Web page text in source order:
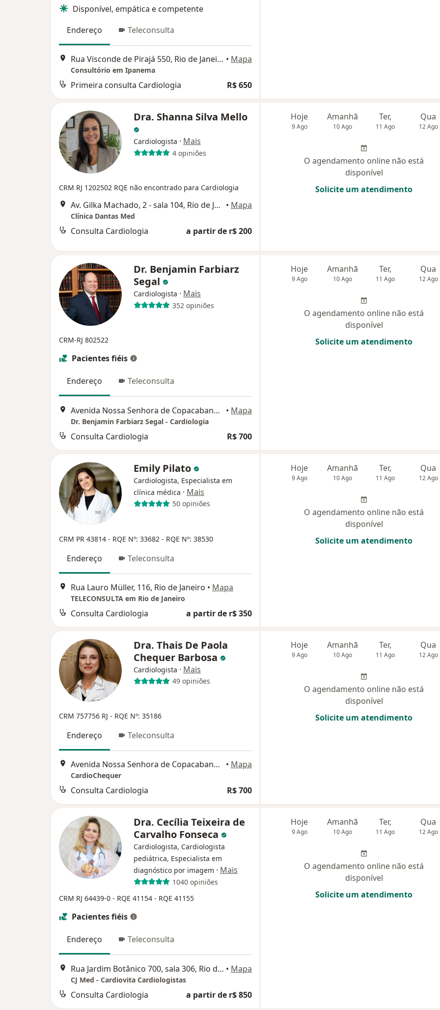
Disponível, empática e competente
Endereço
Teleconsulta
Rua Visconde de Pirajá 550, Rio de Janeiro • Mapa
Consultório em Ipanema
Primeira consulta Cardiologia R$ 650
Dra. Shanna Silva Mello
Cardiologista · Mais
4 opiniões
CRM RJ 1202502 RQE não encontrado para Cardiologia
Av. Gilka Machado, 2 - sala 104, Rio de Janeiro • Mapa
Clínica Dantas Med
Consulta Cardiologia a partir de r$ 200
Hoje
9 Ago
Amanhã
10 Ago
Ter,
11 Ago
Qua
12 Ago
O agendamento online não está
disponível
Solicite um atendimento
Dr. Benjamin Farbiarz
Segal
Cardiologista · Mais
352 opiniões
CRM-RJ 802522
Pacientes fiéis
Endereço Teleconsulta
Avenida Nossa Senhora de Copacabana 1072/407, Rio de Janeiro • Mapa
Dr. Benjamin Farbiarz Segal - Cardiologia
Consulta Cardiologia R$ 700
Hoje
9 Ago
Amanhã
10 Ago
Ter,
11 Ago
Qua
12 Ago
O agendamento online não está
disponível
Solicite um atendimento
Emily Pilato
Cardiologista, Especialista em
clínica médica · Mais
50 opiniões
CRM PR 43814 - RQE Nº: 33682 - RQE Nº: 38530
Endereço Teleconsulta
Rua Lauro Müller, 116, Rio de Janeiro • Mapa
TELECONSULTA em Rio de Janeiro
Consulta Cardiologia a partir de r$ 350
Hoje
9 Ago
Amanhã
10 Ago
Ter,
11 Ago
Qua
12 Ago
O agendamento online não está
disponível
Solicite um atendimento
Dra. Thais De Paola
Chequer Barbosa
Cardiologista · Mais
49 opiniões
CRM 757756 RJ - RQE Nº: 35186
Endereço Teleconsulta
Avenida Nossa Senhora de Copacabana, 978, Rio de Janeiro • Mapa
CardioChequer
Consulta Cardiologia R$ 700
Hoje
9 Ago
Amanhã
10 Ago
Ter,
11 Ago
Qua
12 Ago
O agendamento online não está
disponível
Solicite um atendimento
Dra. Cecília Teixeira de
Carvalho Fonseca
Cardiologista, Cardiologista
pediátrica, Especialista em
diagnóstico por imagem · Mais
1040 opiniões
CRM RJ 64439-0 - RQE 41154 - RQE 41155
Pacientes fiéis
Endereço Teleconsulta
Rua Jardim Botânico 700, sala 306, Rio de Janeiro • Mapa
CJ Med - Cardiovita Cardiologistas
Consulta Cardiologia a partir de r$ 850
Hoje
9 Ago
Amanhã
10 Ago
Ter,
11 Ago
Qua
12 Ago
O agendamento online não está
disponível
Solicite um atendimento